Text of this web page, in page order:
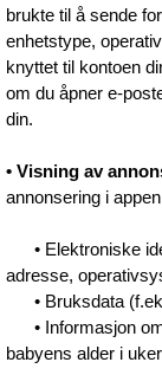
brukte til å sende
enhetstype,
knyttet til kontoen
om du åpner e-
din.
• Visning av
annonsering i
• Elektroniske
adresse,
• Bruksdata
• Informasjon om
babyens alder i